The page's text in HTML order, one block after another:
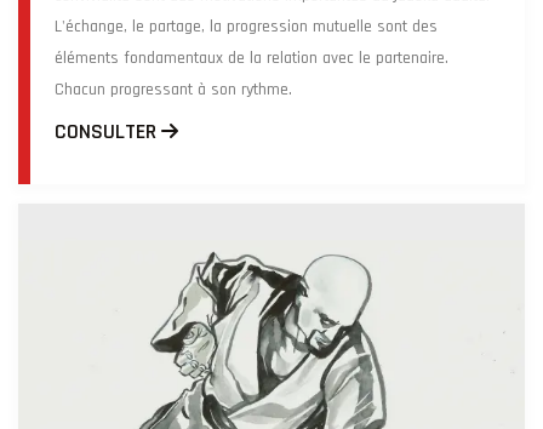
L'échange, le partage, la progression mutuelle sont des
éléments fondamentaux de la relation avec le partenaire.
Chacun progressant à son rythme.
CONSULTER